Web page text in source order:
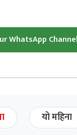
WhatsApp Channel
यो महिना